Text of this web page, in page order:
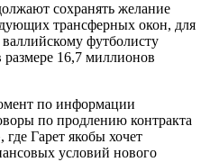
сохранять желание
трансферных окон, для
футболисту
16,7 миллионов
по информации
по продлению контракта
Гарет якобы хочет
условий нового